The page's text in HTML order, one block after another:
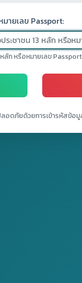
ายเลข Passport:
ลัก หรือหมายเลข Passport
อดภัยด้วยการเข้ารหัสข้อมู